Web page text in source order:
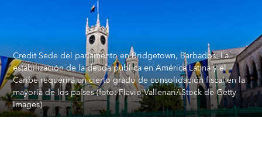
Credit Sede del parlamento en Bridgetown, Barbados: La
estabilización de la deuda pública en América Latina y el
Caribe requerirá un cierto grado de consolidación fiscal en la
mayoría de los países (foto: Flavio Vallenari/iStock de Getty
Images)